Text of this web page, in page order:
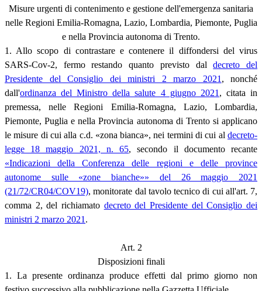
Misure urgenti di contenimento e gestione dell'emergenza sanitaria
nelle Regioni Emilia-Romagna, Lazio, Lombardia, Piemonte, Puglia
e nella Provincia autonoma di Trento.
1. Allo scopo di contrastare e contenere il diffondersi del virus
SARS-Cov-2, fermo restando quanto previsto daldecreto del
Presidente del Consiglio dei ministri 2 marzo 2021 , nonché
dall'ordinanza del Ministro della salute 4 giugno 2021 , citata in
premessa, nelle Regioni Emilia-Romagna, Lazio, Lombardia,
Piemonte, Puglia e nella Provincia autonoma di Trento si applicano
le misure di cui alla c.d. «zona bianca», nei termini di cui al decreto-
legge 18 maggio 2021, n. 65, secondo il documento recante
«Indicazioni della Conferenza delle regioni e delle province
autonome sulle «zone bianche»» del 26 maggio 2021
(21/72/CR04/COV19), monitorate dal tavolo tecnico di cui all'art. 7,
comma 2, del richiamato decreto del Presidente del Consiglio dei
ministri 2 marzo 2021 .
Art. 2
Disposizioni finali
1. La presente ordinanza produce effetti dal primo giorno non